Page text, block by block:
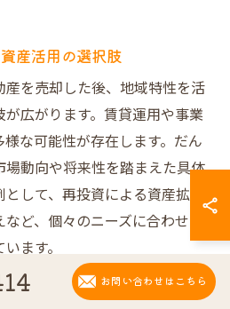
産活用の選択肢
を売却した後、地域特性を活
広がります。賃貸運用や事業
な可能性が存在します。だん
動向や将来性を踏まえた具体
して、再投資による資産拡大
ど、個々のニーズに合わせた
ます。
来設計のポイント
お問い合わせはこちら